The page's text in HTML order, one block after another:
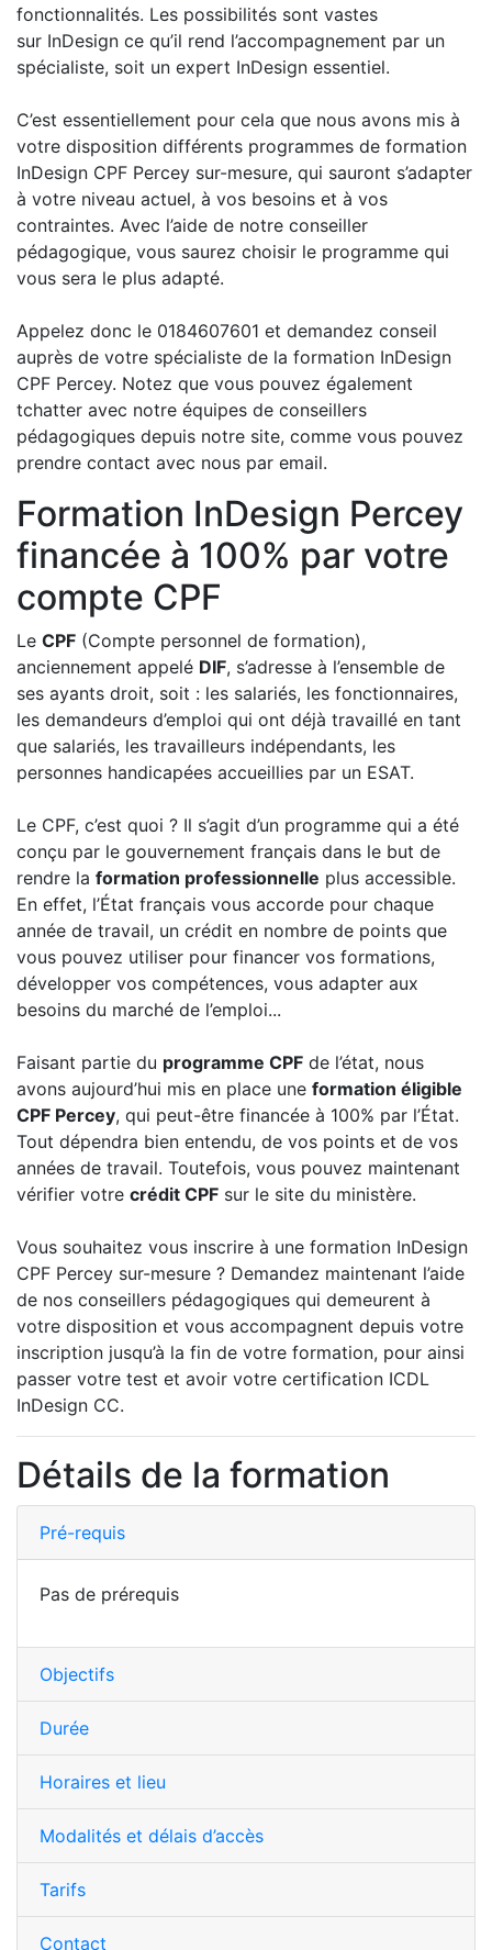
fonctionnalités. Les possibilités sont vastes
sur InDesign ce qu’il rend l’accompagnement par un
spécialiste, soit un expert InDesign essentiel.
C’est essentiellement pour cela que nous avons mis à
votre disposition différents programmes de formation
InDesign CPF Percey sur-mesure, qui sauront s’adapter
à votre niveau actuel, à vos besoins et à vos
contraintes. Avec l’aide de notre conseiller
pédagogique, vous saurez choisir le programme qui
vous sera le plus adapté.
Appelez donc le 0184607601 et demandez conseil
auprès de votre spécialiste de la formation InDesign
CPF Percey. Notez que vous pouvez également
tchatter avec notre équipes de conseillers
pédagogiques depuis notre site, comme vous pouvez
prendre contact avec nous par email.
Formation InDesign Percey
financée à 100% par votre
compte CPF
Le CPF (Compte personnel de formation),
anciennement appelé DIF, s’adresse à l’ensemble de
ses ayants droit, soit : les salariés, les fonctionnaires,
les demandeurs d’emploi qui ont déjà travaillé en tant
que salariés, les travailleurs indépendants, les
personnes handicapées accueillies par un ESAT.
Le CPF, c’est quoi ? Il s’agit d’un programme qui a été
conçu par le gouvernement français dans le but de
rendre la formation professionnelle plus accessible.
En effet, l’État français vous accorde pour chaque
année de travail, un crédit en nombre de points que
vous pouvez utiliser pour financer vos formations,
développer vos compétences, vous adapter aux
besoins du marché de l’emploi...
Faisant partie du programme CPF de l’état, nous
avons aujourd’hui mis en place une formation éligible
CPF Percey, qui peut-être financée à 100% par l’État.
Tout dépendra bien entendu, de vos points et de vos
années de travail. Toutefois, vous pouvez maintenant
vérifier votre crédit CPF sur le site du ministère.
Vous souhaitez vous inscrire à une formation InDesign
CPF Percey sur-mesure ? Demandez maintenant l’aide
de nos conseillers pédagogiques qui demeurent à
votre disposition et vous accompagnent depuis votre
inscription jusqu’à la fin de votre formation, pour ainsi
passer votre test et avoir votre certification ICDL
InDesign CC.
Détails de la formation
Pré-requis
Pas de prérequis
Objectifs
Durée
Horaires et lieu
Modalités et délais d’accès
Tarifs
Contact